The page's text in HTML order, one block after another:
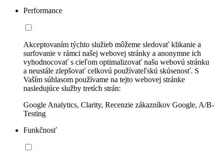
Performance
Akceptovaním týchto služieb môžeme sledovať klikanie a
surfovanie v rámci našej webovej stránky a anonymne ich
vyhodnocovať s cieľom optimalizovať našu webovú stránku
a neustále zlepšovať celkovú používateľskú skúsenosť. S
Vaším súhlasom používame na tejto webovej stránke
nasledujúce služby tretích strán:
Google Analytics, Clarity, Recenzie zákazníkov Google, A/B-
Testing
Funkčnosť